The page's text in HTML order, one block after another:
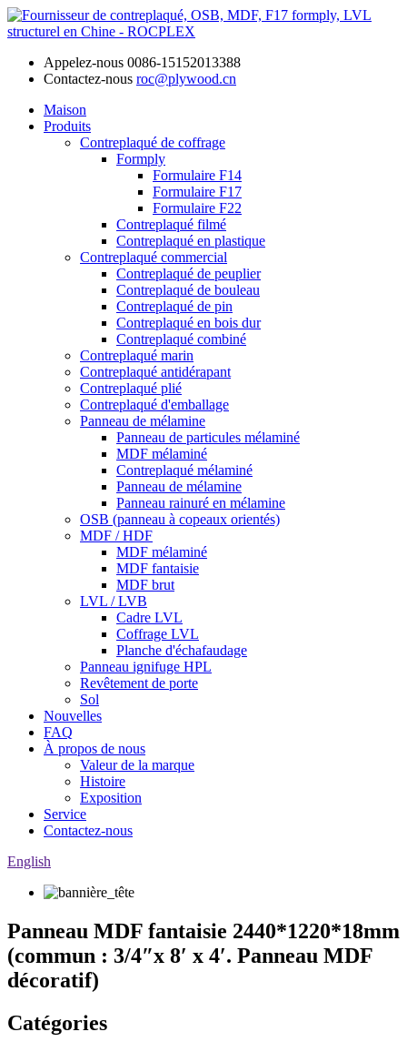
Appelez-nous 0086-15152013388
Contactez-nous roc@plywood.cn
Maison
Produits
Contreplaqué de coffrage
Formply
Formulaire F14
Formulaire F17
Formulaire F22
Contreplaqué filmé
Contreplaqué en plastique
Contreplaqué commercial
Contreplaqué de peuplier
Contreplaqué de bouleau
Contreplaqué de pin
Contreplaqué en bois dur
Contreplaqué combiné
Contreplaqué marin
Contreplaqué antidérapant
Contreplaqué plié
Contreplaqué d'emballage
Panneau de mélamine
Panneau de particules mélaminé
MDF mélaminé
Contreplaqué mélaminé
Panneau de mélamine
Panneau rainuré en mélamine
OSB (panneau à copeaux orientés)
MDF / HDF
MDF mélaminé
MDF fantaisie
MDF brut
LVL / LVB
Cadre LVL
Coffrage LVL
Planche d'échafaudage
Panneau ignifuge HPL
Revêtement de porte
Sol
Nouvelles
FAQ
À propos de nous
Valeur de la marque
Histoire
Exposition
Service
Contactez-nous
English
Panneau MDF fantaisie 2440*1220*18mm
(commun : 3/4″x 8′ x 4′. Panneau MDF
décoratif)
Catégories